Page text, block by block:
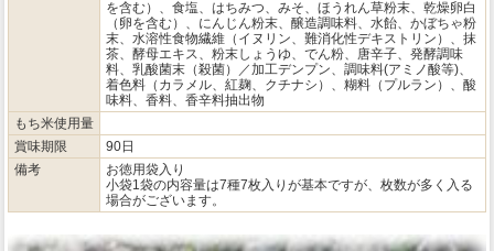
を含む）、食塩、はちみつ、みそ、ほうれん草粉末、乾燥卵白
（卵を含む）、にんじん粉末、醸造調味料、水飴、かぼちゃ粉
末、水溶性食物繊維（イヌリン、難消化性デキストリン）、抹
茶、酵母エキス、粉末しょうゆ、でん粉、唐辛子、発酵調味
料、乳酸菌末（殺菌）／加工デンプン、調味料(アミノ酸等)、
着色料（カラメル、紅麹、クチナシ）、糊料（プルラン）、酸
味料、香料、香辛料抽出物
もち米使用量
賞味期限
90日
備考
お徳用袋入り
小袋1袋の内容量は7種7枚入りが基本ですが、枚数が多く入る
場合がございます。